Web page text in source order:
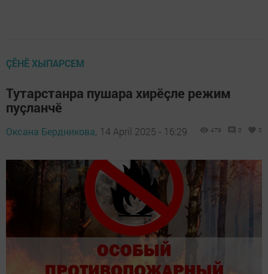
ÇӖНӖ ХЫПАРСЕМ
Тутарстанра пушара хирӗçле режим
пуçланчӗ
Оксана Бердникова, 14 April 2025 - 16:29 479 0 0